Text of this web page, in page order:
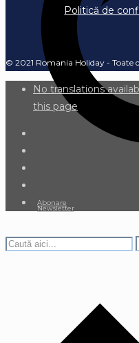
Politică de
© 2021 Romania Holiday - Toate
No translations
this page
Abonare
Newsletter